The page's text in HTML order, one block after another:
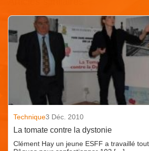
Technique3 Déc. 2010
La tomate contre la dystonie
Clément Hay un jeune ESFF a travaillé